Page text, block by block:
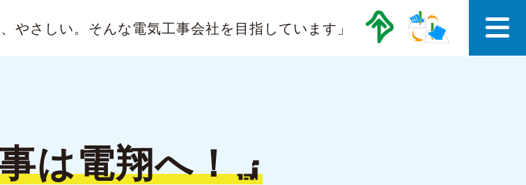
やさしい。 そんな電気工事会社を目指しています」
は電翔へ！